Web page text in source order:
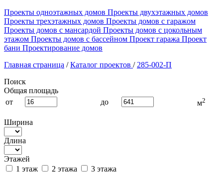
Проекты одноэтажных домов Проекты двухэтажных домов
Проекты трехэтажных домов Проекты домов с гаражом
Проекты домов с мансардой Проекты домов с цокольным
этажом Проекты домов с бассейном Проект гаража Проект
бани Проектирование домов
Главная страница / Каталог проектов / 285-002-П
Поиск
Общая площадь
от
до м2
Ширина
Длина
Этажей
1 этаж
2 этажа
3 этажа